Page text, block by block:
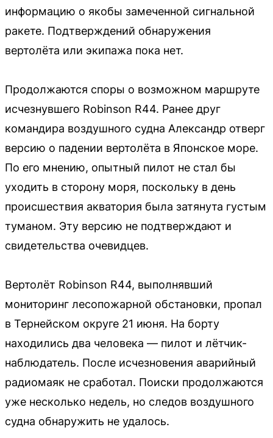
информацию о якобы замеченной сигнальной
ракете. Подтверждений обнаружения
вертолёта или экипажа пока нет.
Продолжаются споры о возможном маршруте
исчезнувшего Robinson R44. Ранее друг
командира воздушного судна Александр отверг
версию о падении вертолёта в Японское море.
По его мнению, опытный пилот не стал бы
уходить в сторону моря, поскольку в день
происшествия акватория была затянута густым
туманом. Эту версию не подтверждают и
свидетельства очевидцев.
Вертолёт Robinson R44, выполнявший
мониторинг лесопожарной обстановки, пропал
в Тернейском округе 21 июня. На борту
находились два человека — пилот и лётчик-
наблюдатель. После исчезновения аварийный
радиомаяк не сработал. Поиски продолжаются
уже несколько недель, но следов воздушного
судна обнаружить не удалось.